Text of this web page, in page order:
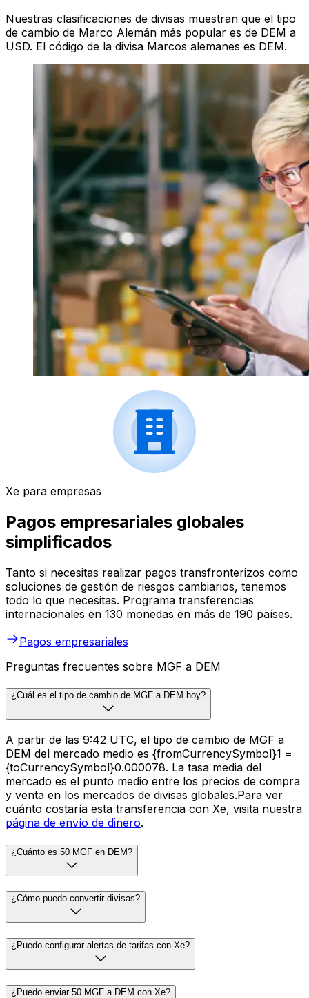
Nuestras clasificaciones de divisas muestran que el tipo
de cambio de Marco Alemán más popular es de DEM a
USD. El código de la divisa Marcos alemanes es DEM.
Xe para empresas
Pagos empresariales globales
simplificados
Tanto si necesitas realizar pagos transfronterizos como
soluciones de gestión de riesgos cambiarios, tenemos
todo lo que necesitas. Programa transferencias
internacionales en 130 monedas en más de 190 países.
Pagos empresariales
Preguntas frecuentes sobre MGF a DEM
¿Cuál es el tipo de cambio de MGF a DEM hoy?
A partir de las 9:42 UTC, el tipo de cambio de MGF a
DEM del mercado medio es {fromCurrencySymbol}1 =
{toCurrencySymbol}0.000078. La tasa media del
mercado es el punto medio entre los precios de compra
y venta en los mercados de divisas globales.Para ver
cuánto costaría esta transferencia con Xe, visita nuestra
página de envío de dinero.
¿Cuánto es 50 MGF en DEM?
¿Cómo puedo convertir divisas?
¿Puedo configurar alertas de tarifas con Xe?
¿Puedo enviar 50 MGF a DEM con Xe?